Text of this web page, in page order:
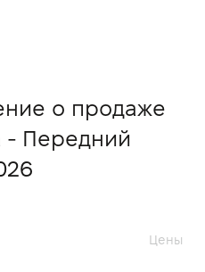
о продаже
- Передний
Цены